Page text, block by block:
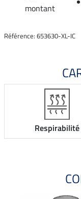
montant
Référence: 653630-XL-IC
Respirabilité